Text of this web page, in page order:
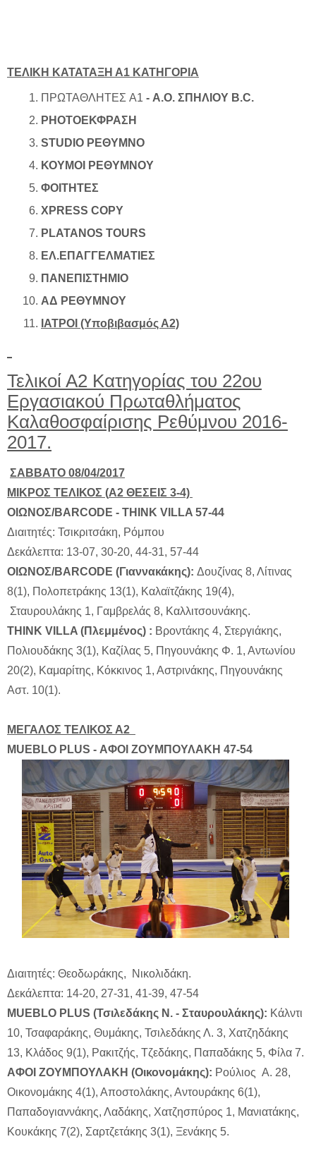
ΤΕΛΙΚΗ ΚΑΤΑΤΑΞΗ Α1 ΚΑΤΗΓΟΡΙΑ
ΠΡΩΤΑΘΛΗΤΕΣ Α1 - Α.Ο. ΣΠΗΛΙΟΥ B.C.
PHOTOΕΚΦΡΑΣΗ
STUDIO ΡΕΘΥΜΝΟ
ΚΟΥΜΟΙ ΡΕΘΥΜΝΟΥ
ΦΟΙΤΗΤΕΣ
XPRESS COPY
PLATANOS TOURS
ΕΛ.ΕΠΑΓΓΕΛΜΑΤΙΕΣ
ΠΑΝΕΠΙΣΤΗΜΙΟ
ΑΔ ΡΕΘΥΜΝΟΥ
ΙΑΤΡΟΙ (Υποβιβασμός Α2)
Τελικοί Α2 Κατηγορίας του 22ου
Εργασιακού Πρωταθλήματος
Καλαθοσφαίρισης Ρεθύμνου 2016-
2017.
ΣΑΒΒΑΤΟ 08/04/2017
ΜΙΚΡΟΣ ΤΕΛΙΚΟΣ (A2 ΘΕΣΕΙΣ 3-4)
ΟΙΩΝΟΣ/BARCODE - THINK VILLA 57-44
Διαιτητές: Τσικριτσάκη, Ρόμπου
Δεκάλεπτα: 13-07, 30-20, 44-31, 57-44
ΟΙΩΝΟΣ/BARCODE (Γιαννακάκης): Δουζίνας 8, Λίτινας
8(1), Πολοπετράκης 13(1), Καλαϊτζάκης 19(4),
Σταυρουλάκης 1, Γαμβρελάς 8, Καλλιτσουνάκης.
THINK VILLA (Πλεμμένος) : Βροντάκης 4, Στεργιάκης,
Πολιουδάκης 3(1), Καζίλας 5, Πηγουνάκης Φ. 1, Αντωνίου
20(2), Καμαρίτης, Κόκκινος 1, Αστρινάκης, Πηγουνάκης
Αστ. 10(1).
ΜΕΓΑΛΟΣ ΤΕΛΙΚΟΣ Α2
MUEBLO PLUS - ΑΦΟΙ ΖΟΥΜΠΟΥΛΑΚΗ 47-54
Διαιτητές: Θεοδωράκης, Νικολιδάκη.
Δεκάλεπτα: 14-20, 27-31, 41-39, 47-54
MUEBLO PLUS (Τσιλεδάκης N. - Σταυρουλάκης): Κάλντι
10, Τσαφαράκης, Θυμάκης, Τσιλεδάκης Λ. 3, Χατζηδάκης
13, Κλάδος 9(1), Ρακιτζής, Τζεδάκης, Παπαδάκης 5, Φίλα 7.
ΑΦΟΙ ΖΟΥΜΠΟΥΛΑΚΗ (Οικονομάκης): Ρούλιος Α. 28,
Οικονομάκης 4(1), Αποστολάκης, Αντουράκης 6(1),
Παπαδογιαννάκης, Λαδάκης, Χατζησπύρος 1, Μανιατάκης,
Κουκάκης 7(2), Σαρτζετάκης 3(1), Ξενάκης 5.